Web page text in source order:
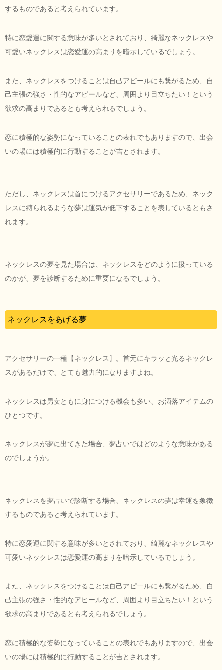
するものであると考えられています。
特に恋愛運に関する意味が多いとされており、綺麗なネックレスや
可愛いネックレスは恋愛運の高まりを暗示しているでしょう。
また、ネックレスをつけることは自己アピールにも繋がるため、自
己主張の強さ・性的なアピールなど、周囲より目立ちたい！という
欲求の高まりであるとも考えられるでしょう。
恋に積極的な姿勢になっていることの表れでもありますので、出会
いの場には積極的に行動することが吉とされます。
ただし、ネックレスは首につけるアクセサリーであるため、ネック
レスに縛られるような夢は運気が低下することを表しているともさ
れます。
ネックレスの夢を見た場合は、ネックレスをどのように扱っている
のかが、夢を診断するために重要になるでしょう。
ネックレスをあげる夢
アクセサリーの一種【ネックレス】。首元にキラッと光るネックレ
スがあるだけで、とても魅力的になりますよね。
ネックレスは男女ともに身につける機会も多い、お洒落アイテムの
ひとつです。
ネックレスが夢に出てきた場合、夢占いではどのような意味がある
のでしょうか。
ネックレスを夢占いで診断する場合、ネックレスの夢は幸運を象徴
するものであると考えられています。
特に恋愛運に関する意味が多いとされており、綺麗なネックレスや
可愛いネックレスは恋愛運の高まりを暗示しているでしょう。
また、ネックレスをつけることは自己アピールにも繋がるため、自
己主張の強さ・性的なアピールなど、周囲より目立ちたい！という
欲求の高まりであるとも考えられるでしょう。
恋に積極的な姿勢になっていることの表れでもありますので、出会
いの場には積極的に行動することが吉とされます。